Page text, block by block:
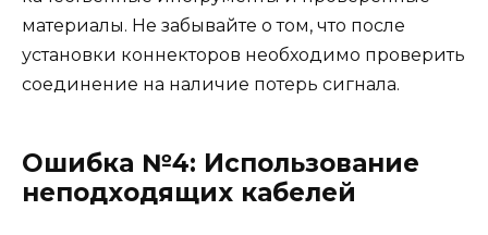
материалы. Не забывайте о том, что после
установки коннекторов необходимо проверить
соединение на наличие потерь сигнала.
Ошибка №4: Использование
неподходящих кабелей